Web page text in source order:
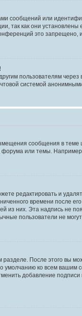
сообщений или
так как они
это
пользователям
системой
сообщения в теме
или темы.
редактировать и
времени после
из них. Эта надпись не
пользователи не
После этого вы
умолчанию ко всем
добавление